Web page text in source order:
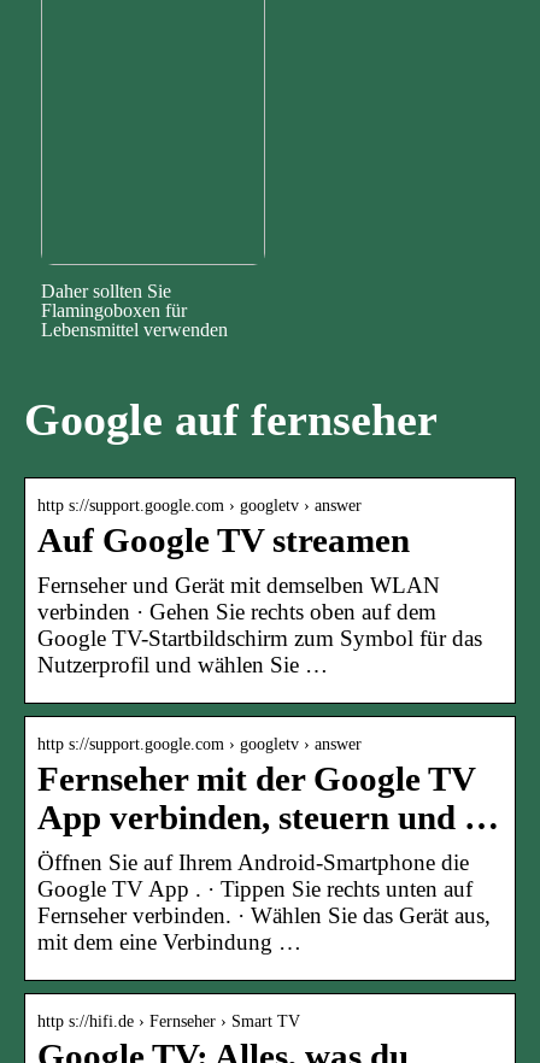
Daher sollten Sie
Flamingoboxen für
Lebensmittel verwenden
Google auf fernseher
http s://support.google.com › googletv › answer
Auf Google TV streamen
Fernseher und Gerät mit demselben WLAN
verbinden · Gehen Sie rechts oben auf dem
Google TV-Startbildschirm zum Symbol für das
Nutzerprofil und wählen Sie …
http s://support.google.com › googletv › answer
Fernseher mit der Google TV
App verbinden, steuern und …
Öffnen Sie auf Ihrem Android-Smartphone die
Google TV App . · Tippen Sie rechts unten auf
Fernseher verbinden. · Wählen Sie das Gerät aus,
mit dem eine Verbindung …
http s://hifi.de › Fernseher › Smart TV